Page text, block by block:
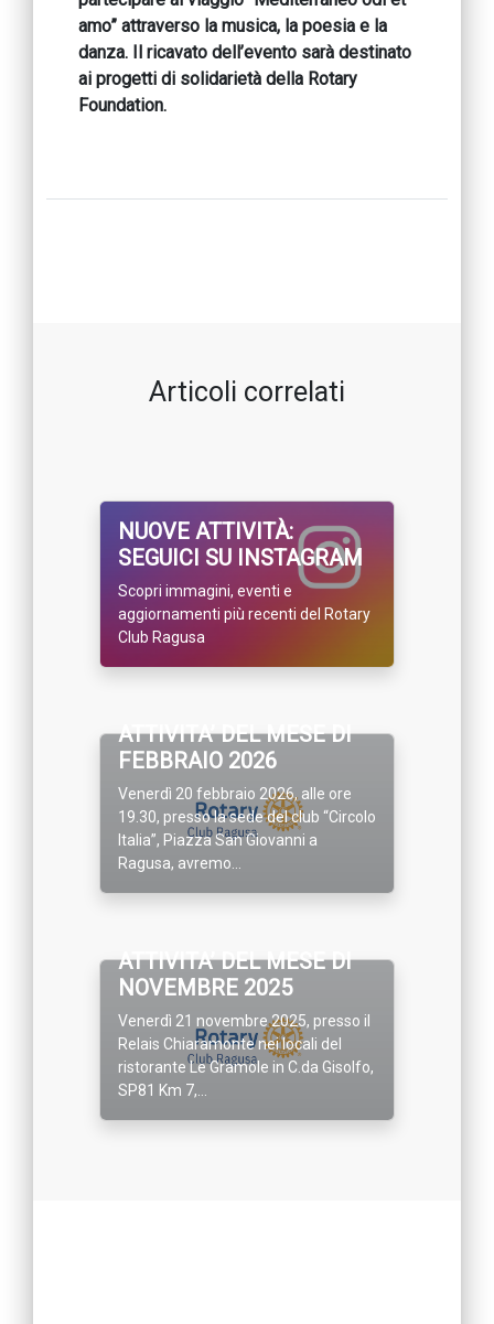
amo” attraverso la musica, la poesia e la
danza. Il ricavato dell’evento sarà destinato
ai progetti di solidarietà della Rotary
Foundation.
Articoli correlati
NUOVE ATTIVITÀ:
SEGUICI SU INSTAGRAM
Scopri immagini, eventi e
aggiornamenti più recenti del Rotary
Club Ragusa
ATTIVITA’ DEL MESE DI
FEBBRAIO 2026
Venerdì 20 febbraio 2026, alle ore
19.30, presso la sede del club “Circolo
Italia”, Piazza San Giovanni a
Ragusa, avremo...
ATTIVITA’ DEL MESE DI
NOVEMBRE 2025
Venerdì 21 novembre 2025, presso il
Relais Chiaramonte nei locali del
ristorante Le Gramole in C.da Gisolfo,
SP81 Km 7,...